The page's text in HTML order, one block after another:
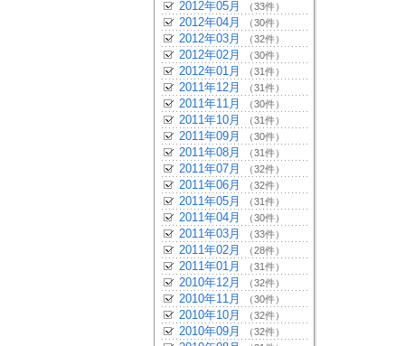
2012年05月 （33件）
2012年04月 （30件）
2012年03月 （32件）
2012年02月 （30件）
2012年01月 （31件）
2011年12月 （31件）
2011年11月 （30件）
2011年10月 （31件）
2011年09月 （30件）
2011年08月 （31件）
2011年07月 （32件）
2011年06月 （32件）
2011年05月 （31件）
2011年04月 （30件）
2011年03月 （33件）
2011年02月 （28件）
2011年01月 （31件）
2010年12月 （32件）
2010年11月 （30件）
2010年10月 （32件）
2010年09月 （32件）